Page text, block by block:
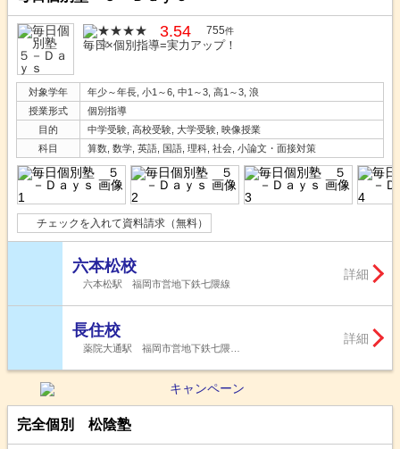
3.54 755件
毎日×個別指導=実力アップ！
対象学年
年少～年長, 小1～6, 中1～3, 高1～3, 浪
授業形式
個別指導
目的
中学受験, 高校受験, 大学受験, 映像授業
科目
算数, 数学, 英語, 国語, 理科, 社会, 小論文・面接対策
チェックを入れて資料請求（無料）
六本松校
六本松駅 福岡市営地下鉄七隈線
詳細
長住校
薬院大通駅 福岡市営地下鉄七隈…
詳細
完全個別 松陰塾